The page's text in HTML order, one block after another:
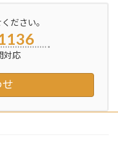
ださい。
対応